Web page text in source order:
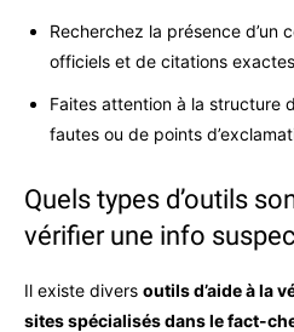
Recherchez la présence d’un
officiels et de citations exactes
Faites attention à la structure
fautes ou de points
Quels types d’outils
vérifier une info
Il existe divers outils d’aide à la
sites spécialisés dans le fact-